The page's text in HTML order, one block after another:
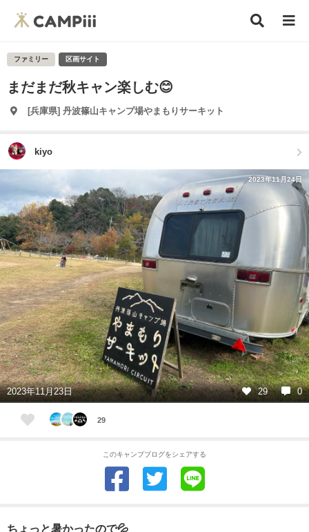
ファミリー 区画サイト
まだまだ秋キャン楽しむ😊
[兵庫県] 丹波篠山キャンプ場やまもりサーキット
kiyo
2023年11月24日
2023年11月23日 29 0
29
このキャンプブログをシェアする
ちょっと暑かったので💦